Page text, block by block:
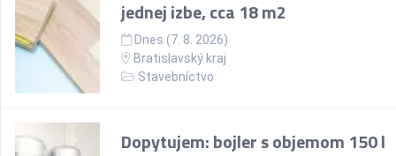
jednej izbe, cca 18 m2
Dnes (7. 8. 2026)
Bratislavský kraj
Stavebníctvo
Dopytujem: bojler s objemom 150 l